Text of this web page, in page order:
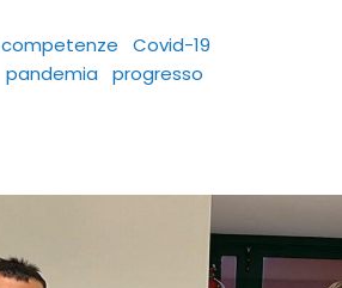
competenze
Covid-19
pandemia progresso